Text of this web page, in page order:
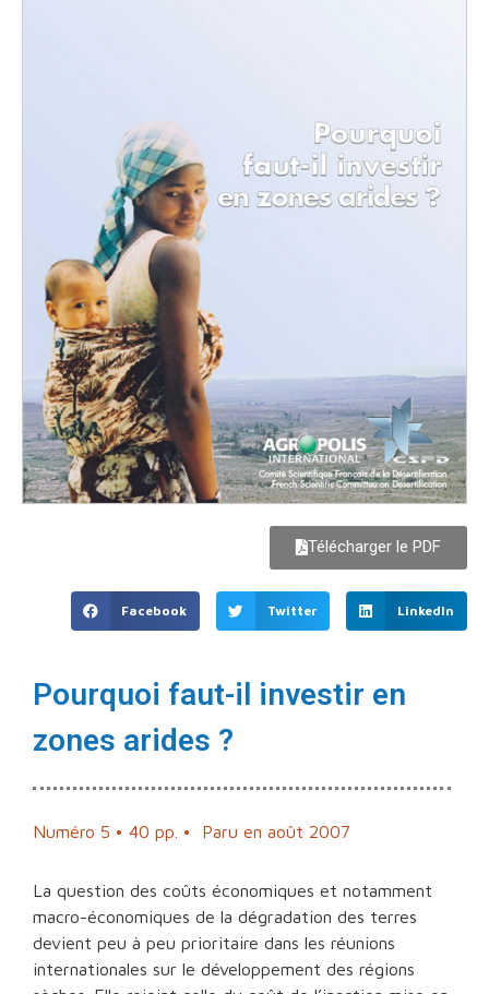
Télécharger le PDF
Facebook Twitter LinkedIn
Pourquoi faut-il investir en
zones arides ?
Numéro 5 • 40 pp. • Paru en août 2007
La question des coûts économiques et notamment
macro-économiques de la dégradation des terres
devient peu à peu prioritaire dans les réunions
internationales sur le développement des régions